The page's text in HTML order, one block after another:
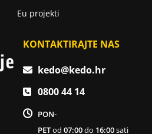
Eu projekti
KONTAKTIRAJTE NAS
kedo@kedo.hr
0800 44 14
PON-
PETod07:00do 16:00sati